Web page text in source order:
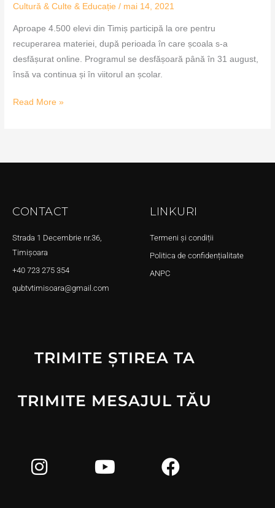
Cultură & Culte & Educație / mai 14, 2021
Aproape 4.500 elevi din Timiș participă la ore pentru
recuperarea materiei, după perioada în care școala s-a
desfășurat online. Programul se desfășoară până în 31 august,
însă va continua și în viitorul an școlar.
Read More »
CONTACT
Strada 1 Decembrie nr.36,
Timișoara
+40 723 275 354
qubtvtimisoara@gmail.com
LINKURI
Termeni și condiții
Politica de confidențialitate
ANPC
TRIMITE ȘTIREA TA
TRIMITE MESAJUL TĂU